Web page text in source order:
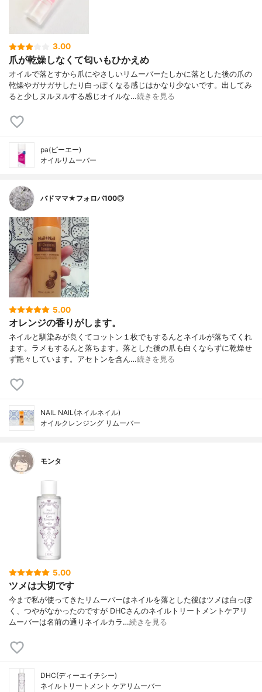
3.00
爪が乾燥しなくて匂いもひかえめ
オイルで落とすから爪にやさしいリムーバーたしかに落とした後の爪の
乾燥やガサガサしたり白っぽくなる感じはかなり少ないです。出してみ
ると少しヌルヌルする感じオイルな…続きを見る
pa(ピーエー)
オイルリムーバー
バドママ★フォロバ100◎
5.00
オレンジの香りがします。
ネイルと馴染みが良くてコットン１枚でもするんとネイルが落ちてくれ
ます。ラメもするんと落ちます。落とした後の爪も白くならずに乾燥せ
ず艶々しています。アセトンを含ん…続きを見る
NAIL NAIL(ネイルネイル)
オイルクレンジング リムーバー
モンタ
5.00
ツメは大切です
今まで私が使ってきたリムーバーはネイルを落とした後はツメは白っぽ
く、つやがなかったのですが DHCさんのネイルトリートメントケアリ
ムーバーは名前の通りネイルカラ…続きを見る
DHC(ディーエイチシー)
ネイルトリートメント ケアリムーバー